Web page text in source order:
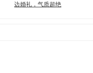
边婚礼，气质超绝